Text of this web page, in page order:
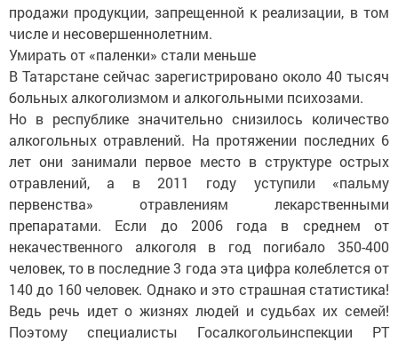
продажи продукции, запрещенной к реализации, в том
числе и несовершеннолетним.
Умирать от «паленки» стали меньше
В Татарстане сейчас зарегистрировано около 40 тысяч
больных алкоголизмом и алкогольными психозами.
Но в республике значительно снизилось количество
алкогольных отравлений. На протяжении последних 6
лет они занимали первое место в структуре острых
отравлений, а в 2011 году уступили «пальму
первенства» отравлениям лекарственными
препаратами. Если до 2006 года в среднем от
некачественного алкоголя в год погибало 350-400
человек, то в последние 3 года эта цифра колеблется от
140 до 160 человек. Однако и это страшная статистика!
Ведь речь идет о жизнях людей и судьбах их семей!
Поэтому специалис­ты Госалкогольинспекции РТ